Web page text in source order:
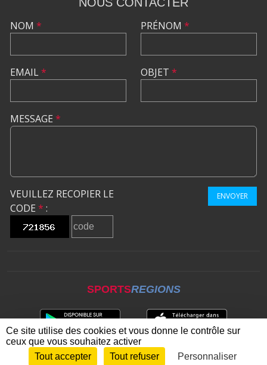
NOM *
EMAIL*
PRÉNOM *
OBJET *
MESSAGE *
VEUILLEZ RECOPIER LE
CODE * :
ENVOYER
SPORTSREGIONS
Envie de participer ? CONNEXION
Ce site utilise des cookies et vous donne le contrôle sur
ceux que vous souhaitez activer
Tout accepter
Tout refuser Personnaliser